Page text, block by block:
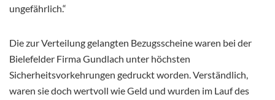
ungefährlich.“
Die zur Verteilung gelangten Bezugsscheine waren bei der
Bielefelder Firma Gundlach unter höchsten
Sicherheitsvorkehrungen gedruckt worden. Verständlich,
waren sie doch wertvoll wie Geld und wurden im Lauf des